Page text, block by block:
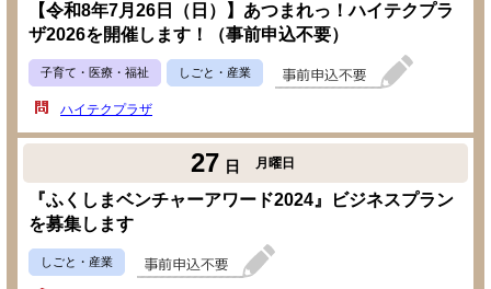
【令和8年7月26日（日）】あつまれっ！ハイテクプラ
ザ2026を開催します！（事前申込不要）
子育て・医療・福祉 しごと・産業
ハイテクプラザ
27 日 月曜日
『ふくしまベンチャーアワード2024』ビジネスプラン
を募集します
しごと・産業